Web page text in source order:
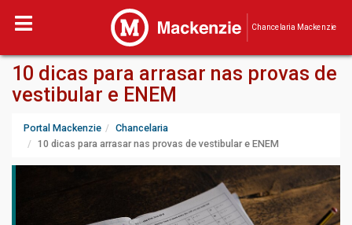
Chancelaria Mackenzie
10 dicas para arrasar nas provas de
vestibular e ENEM
Portal Mackenzie
Chancelaria
10 dicas para arrasar nas provas de vestibular e ENEM